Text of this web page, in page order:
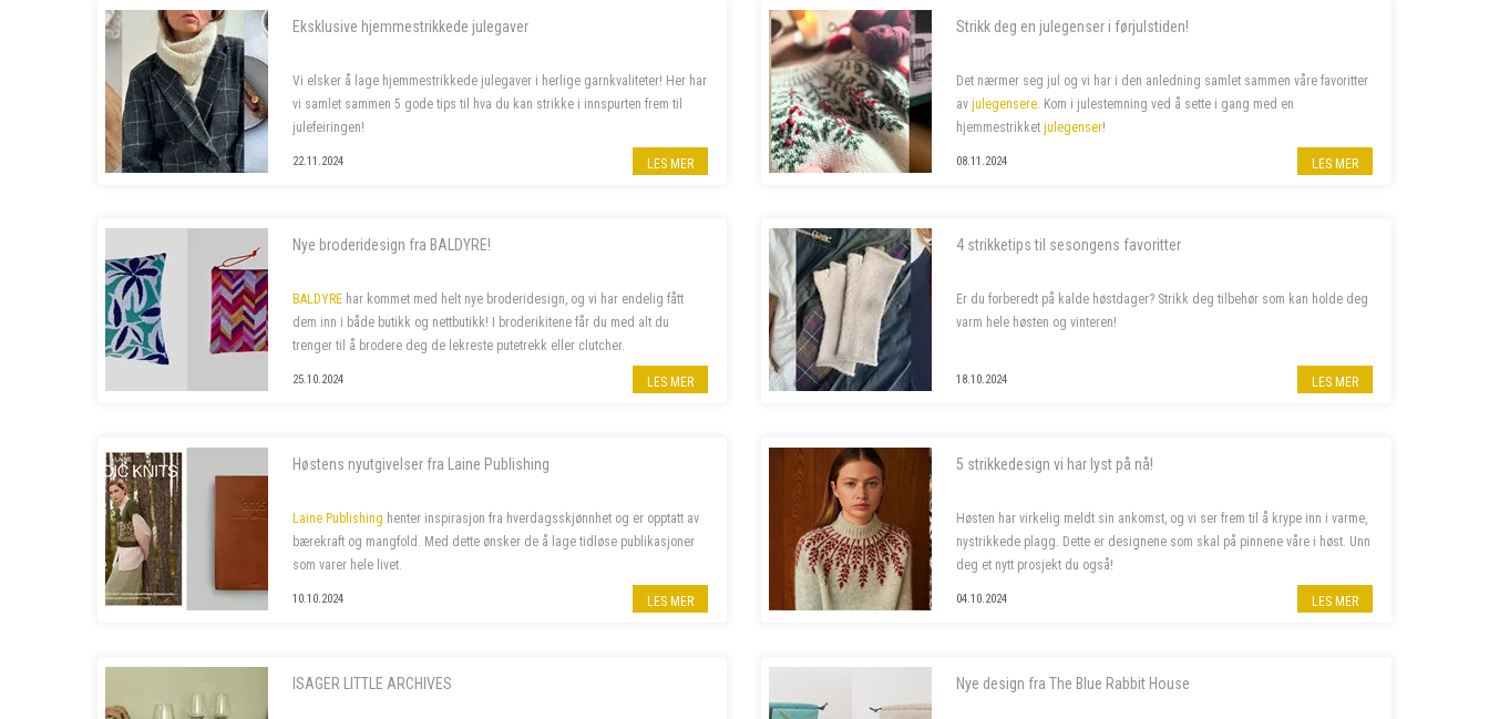
Eksklusive hjemmestrikkede julegaver
Vi elsker å lage hjemmestrikkede julegaver i herlige garnkvaliteter! Her har
vi samlet sammen 5 gode tips til hva du kan strikke i innspurten frem til
julefeiringen!
22.11.2024 LES MER
Strikk deg en julegenser i førjulstiden!
Det nærmer seg jul og vi har i den anledning samlet sammen våre favoritter
avjulegensere . Kom i julestemning ved å sette i gang med en
hjemmestrikketjulegenser!
08.11.2024 LES MER
Nye broderidesign fra BALDYRE!
BALDYRE har kommet med helt nye broderidesign, og vi har endelig fått
dem inn i både butikk og nettbutikk! I broderikitene får du med alt du
trenger til å brodere deg de lekreste putetrekk eller clutcher.
25.10.2024 LES MER
4 strikketips til sesongens favoritter
Er du forberedt på kalde høstdager? Strikk deg tilbehør som kan holde deg
varm hele høsten og vinteren!
18.10.2024 LES MER
Høstens nyutgivelser fra Laine Publishing
Laine Publishing henter inspirasjon fra hverdagsskjønnhet og er opptatt av
bærekraft og mangfold. Med dette ønsker de å lage tidløse publikasjoner
som varer hele livet.
10.10.2024 LES MER
5 strikkedesign vi har lyst på nå!
Høsten har virkelig meldt sin ankomst, og vi ser frem til å krype inn i varme,
nystrikkede plagg. Dette er designene som skal på pinnene våre i høst. Unn
deg et nytt prosjekt du også!
04.10.2024 LES MER
ISAGER LITTLE ARCHIVES Nye design fra The Blue Rabbit House